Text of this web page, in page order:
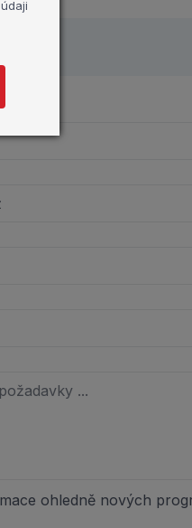
zdravotní a
městě Praze
služby pro děti a
ohledně nových